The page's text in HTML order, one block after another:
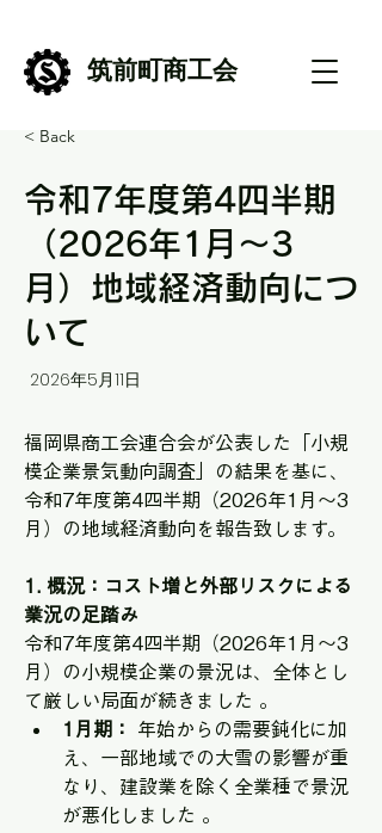
筑前町商工会
< Back
令和7年度第4四半期
（2026年1月～3
月）地域経済動向につ
いて
2026年5月11日
福岡県商工会連合会が公表した「小規
模企業景気動向調査」の結果を基に、
令和7年度第4四半期（2026年1月〜3
月）の地域経済動向を報告致します。
1. 概況：コスト増と外部リスクによる
業況の足踏み
令和7年度第4四半期（2026年1月〜3
月）の小規模企業の景況は、全体とし
て厳しい局面が続きました 。
1月期：
年始からの需要鈍化に加
え、一部地域での大雪の影響が重
なり、建設業を除く全業種で景況
が悪化しました 。